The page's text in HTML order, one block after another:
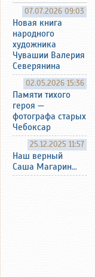
07.07.2026 09:03
Новая книга
народного
художника
Чувашии Валерия
Северянина
02.05.2026 15:36
Памяти тихого
героя —
фотографа старых
Чебоксар
25.12.2025 11:57
Наш верный
Саша Магарин…